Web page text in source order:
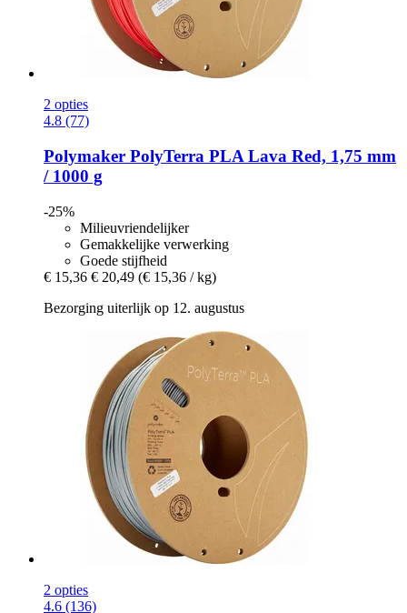
2 opties
4.8 (77)
Polymaker PolyTerra PLA Lava Red, 1,75 mm
/ 1000 g
-25%
Milieuvriendelijker
Gemakkelijke verwerking
Goede stijfheid
€ 15,36 € 20,49 (€ 15,36 / kg)
Bezorging uiterlijk op 12. augustus
2 opties
4.6 (136)